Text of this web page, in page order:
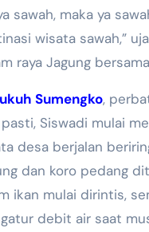
sawah, maka ya
wisata sawah,”
raya Jagung
Sumengko,
Siswadi mulai
desa berjalan
dan koro pedang
ikan mulai dirintis,
debit air saat